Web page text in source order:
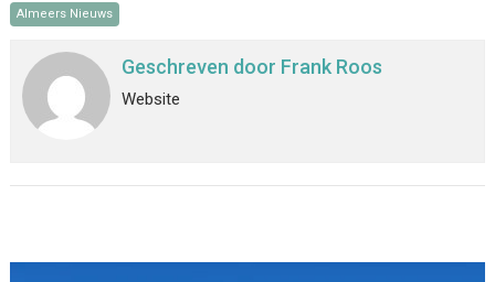
Almeers Nieuws
Geschreven door Frank Roos
Website